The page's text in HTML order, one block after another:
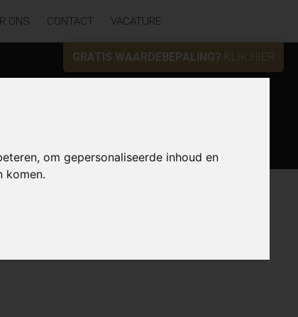
om gepersonaliseerde inhoud en
komen.
ONS CONTACT VACATURE
GRATIS WAARDEBEPALING? KLIK HIER